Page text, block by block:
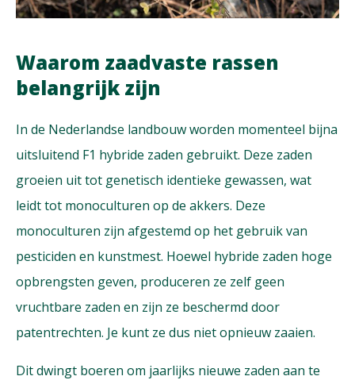
Waarom zaadvaste rassen
belangrijk zijn
In de Nederlandse landbouw worden momenteel bijna
uitsluitend F1 hybride zaden gebruikt. Deze zaden
groeien uit tot genetisch identieke gewassen, wat
leidt tot monoculturen op de akkers. Deze
monoculturen zijn afgestemd op het gebruik van
pesticiden en kunstmest. Hoewel hybride zaden hoge
opbrengsten geven, produceren ze zelf geen
vruchtbare zaden en zijn ze beschermd door
patentrechten. Je kunt ze dus niet opnieuw zaaien.
Dit dwingt boeren om jaarlijks nieuwe zaden aan te